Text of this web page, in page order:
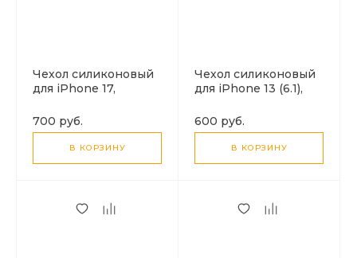
Чехол силиконовый
для iPhone 17,
серия TPU, HOCO,
прозрачный
700 руб.
В КОРЗИНУ
Чехол силиконовый
для iPhone 13 (6.1),
HOCO, матовый
черный
600 руб.
В КОРЗИНУ